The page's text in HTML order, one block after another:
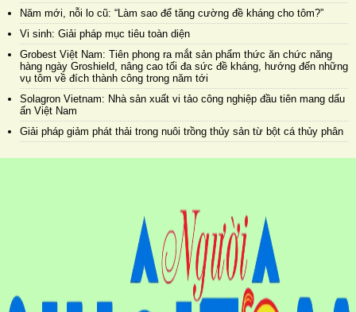
Năm mới, nỗi lo cũ: “Làm sao để tăng cường đề kháng cho tôm?”
Vi sinh: Giải pháp mục tiêu toàn diện
Grobest Việt Nam: Tiên phong ra mắt sản phẩm thức ăn chức năng
hàng ngày Groshield, nâng cao tối đa sức đề kháng, hướng đến những
vụ tôm về đích thành công trong năm tới
Solagron Vietnam: Nhà sản xuất vi tảo công nghiệp đầu tiên mang dấu
ấn Việt Nam
Giải pháp giảm phát thải trong nuôi trồng thủy sản từ bột cá thủy phân